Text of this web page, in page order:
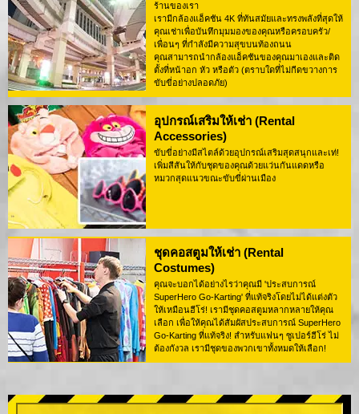
ร้านของเรา
เรามีกล้องแอ็คชัน 4K ที่ทันสมัยและทรงพลังที่สุดให้
คุณเช่าเพื่อบันทึกมุมมองของคุณหรือครอบครัว/
เพื่อนๆ ที่กำลังมีความสุขบนท้องถนน
คุณสามารถนำกล้องแอ็คชันของคุณมาเองและติด
ตั้งที่หน้าอก หัว หรือตัว (ตราบใดที่ไม่กีดขวางการ
ขับขี่อย่างปลอดภัย)
อุปกรณ์เสริมให้เช่า (Rental
Accessories)
ขับขี่อย่างมีสไตล์ด้วยอุปกรณ์เสริมสุดสนุกและเท่!
เพิ่มสีสันให้กับชุดของคุณด้วยแว่นกันแดดหรือ
หมวกสุดแนวขณะขับขี่ผ่านเมือง
ชุดคอสตูมให้เช่า (Rental
Costumes)
คุณจะบอกได้อย่างไรว่าคุณมี 'ประสบการณ์
SuperHero Go-Karting' ที่แท้จริงโดยไม่ได้แต่งตัว
ให้เหมือนฮีโร่! เรามีชุดคอสตูมหลากหลายให้คุณ
เลือก เพื่อให้คุณได้สัมผัสประสบการณ์ SuperHero
Go-Karting ที่แท้จริง! สำหรับแฟนๆ ซูเปอร์ฮีโร่ ไม่
ต้องกังวล เรามีชุดของพวกเขาทั้งหมดให้เลือก!